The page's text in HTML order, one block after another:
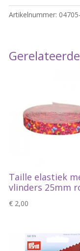
Artikelnummer:
Taille elastiek
vlinders 25mm
€2,00